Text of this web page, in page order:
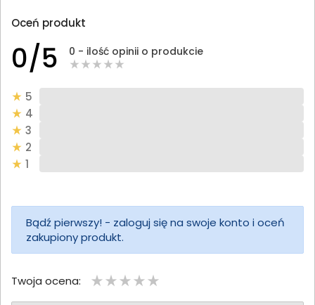
Oceń produkt
0/5 0 - ilość opinii o produkcie
5
4
3
2
1
Bądź pierwszy! - zaloguj się na swoje konto i oceń
zakupiony produkt.
Twoja ocena: